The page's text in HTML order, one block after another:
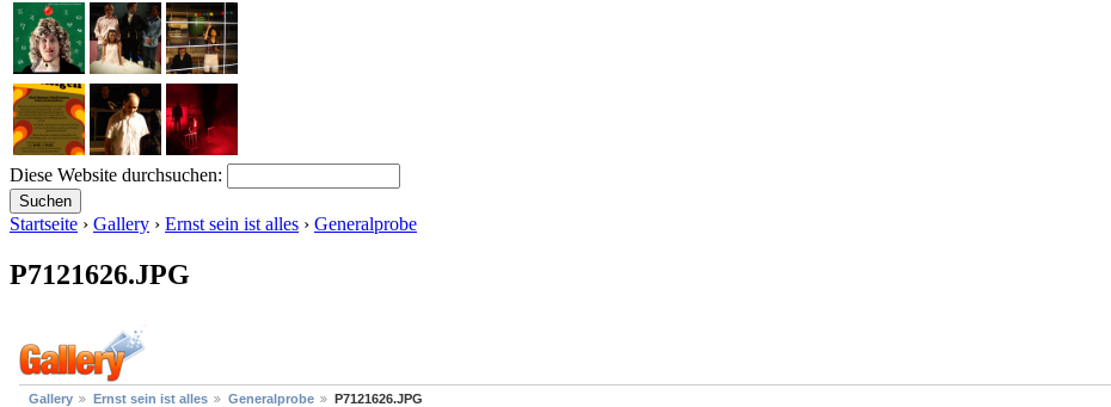
Diese Website durchsuchen:
Startseite › Gallery › Ernst sein ist alles › Generalprobe
P7121626.JPG
Gallery Ernst sein ist alles Generalprobe P7121626.JPG